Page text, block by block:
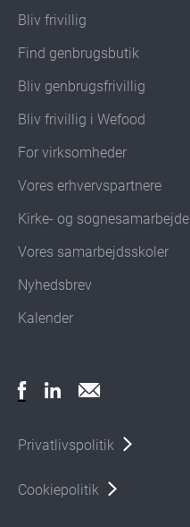
Bliv frivillig
Find genbrugsbutik
Bliv genbrugsfrivillig
Bliv frivillig i Wefood
For virksomheder
Vores erhvervspartnere
Kirke- og sognesamarbejde
Vores samarbejdsskoler
Nyhedsbrev
Kalender
Privatlivspolitik
Cookiepolitik